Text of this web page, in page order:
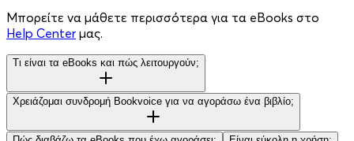
Μπορείτε να μάθετε περισσότερα για τα eBooks στο
Help Center μας.
Τι είναι τα eBooks και πώς λειτουργούν;
Χρειάζομαι συνδρομή Bookvoice για να αγοράσω ένα βιβλίο;